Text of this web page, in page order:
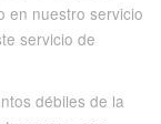
en nuestro servicio
servicio de
débiles de la